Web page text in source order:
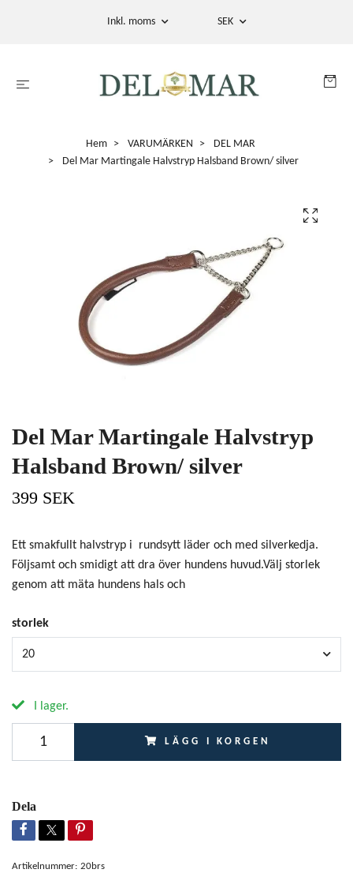
Inkl. moms SEK
Hem VARUMÄRKEN
DEL MAR
Del Mar Martingale Halvstryp Halsband Brown/ silver
Del Mar Martingale Halvstryp
Halsband Brown/ silver
399 SEK
Ett smakfullt halvstryp i rundsytt läder och med silverkedja.
Följsamt och smidigt att dra över hundens huvud.Välj storlek
genom att mäta hundens hals och
storlek
20
I lager.
LÄGG I KORGEN
Dela
Artikelnummer: 20brs